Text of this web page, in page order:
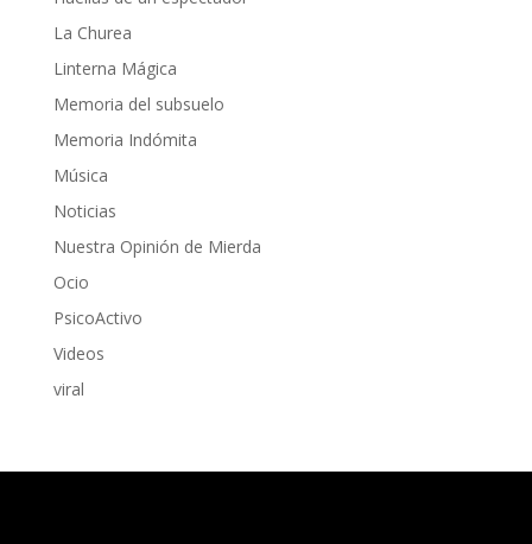
La Churea
Linterna Mágica
Memoria del subsuelo
Memoria Indómita
Música
Noticias
Nuestra Opinión de Mierda
Ocio
PsicoActivo
Videos
viral